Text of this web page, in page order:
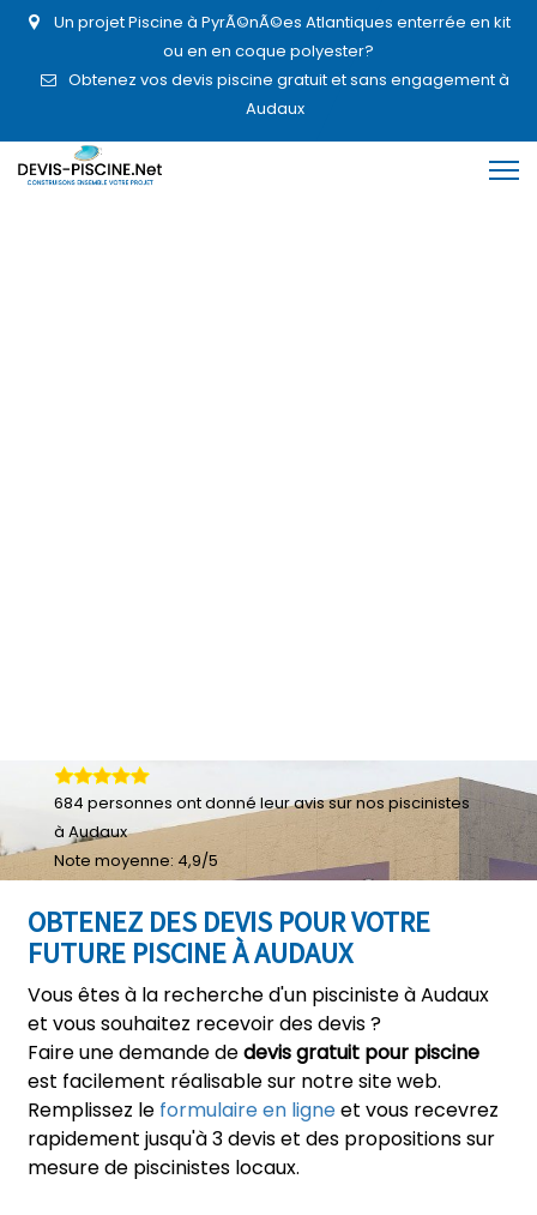
Un projet Piscine à PyrÃ©nÃ©es Atlantiques enterrée en kit
ou en en coque polyester?
Obtenez vos devis piscine gratuit et sans engagement à
Audaux
OBTENEZ DES DEVIS POUR VOTRE
FUTURE PISCINE À AUDAUX
Vous êtes à la recherche d'un pisciniste à Audaux
et vous souhaitez recevoir des devis ?
Faire une demande dedevis gratuit pour piscine
est facilement réalisable sur notre site web.
Remplissez le formulaire en ligneet vous recevrez
rapidement jusqu'à 3 devis et des propositions sur
mesure de piscinistes locaux.
684 personnes ont donné leuravis sur nos piscinistes
à Audaux
Note moyenne: 4,9/5